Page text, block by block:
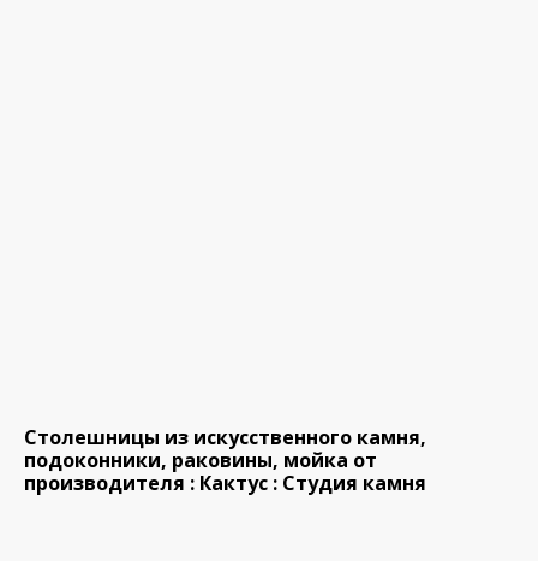
Cтолешницы из искусственного камня,
подоконники, раковины, мойка от
производителя : Кактус : Студия камня